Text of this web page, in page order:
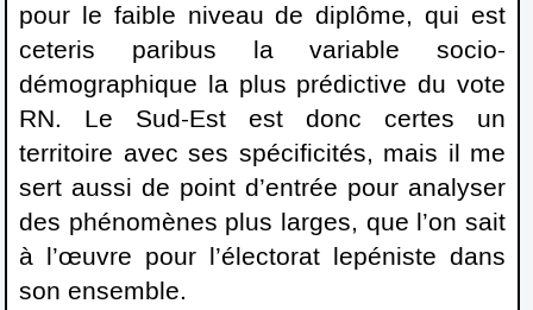
pour le faible niveau de diplôme, qui est
ceteris paribus la variable socio-
démographique la plus prédictive du vote
RN. Le Sud-Est est donc certes un
territoire avec ses spécificités, mais il me
sert aussi de point d’entrée pour analyser
des phénomènes plus larges, que l’on sait
à l’œuvre pour l’électorat lepéniste dans
son ensemble.